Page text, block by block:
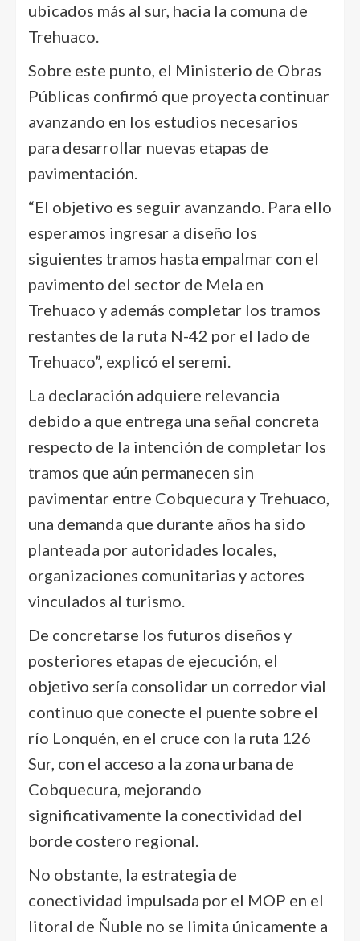
ubicados más al sur, hacia la comuna de
Trehuaco.
Sobre este punto, el Ministerio de Obras
Públicas confirmó que proyecta continuar
avanzando en los estudios necesarios
para desarrollar nuevas etapas de
pavimentación.
“El objetivo es seguir avanzando. Para ello
esperamos ingresar a diseño los
siguientes tramos hasta empalmar con el
pavimento del sector de Mela en
Trehuaco y además completar los tramos
restantes de la ruta N-42 por el lado de
Trehuaco”, explicó el seremi.
La declaración adquiere relevancia
debido a que entrega una señal concreta
respecto de la intención de completar los
tramos que aún permanecen sin
pavimentar entre Cobquecura y Trehuaco,
una demanda que durante años ha sido
planteada por autoridades locales,
organizaciones comunitarias y actores
vinculados al turismo.
De concretarse los futuros diseños y
posteriores etapas de ejecución, el
objetivo sería consolidar un corredor vial
continuo que conecte el puente sobre el
río Lonquén, en el cruce con la ruta 126
Sur, con el acceso a la zona urbana de
Cobquecura, mejorando
significativamente la conectividad del
borde costero regional.
No obstante, la estrategia de
conectividad impulsada por el MOP en el
litoral de Ñuble no se limita únicamente a